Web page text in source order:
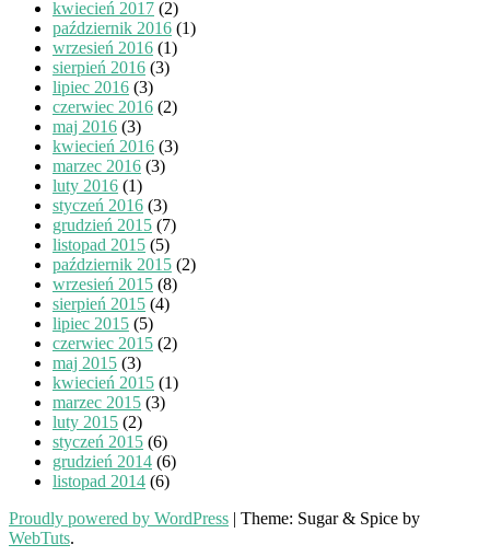
kwiecień 2017 (2)
październik 2016 (1)
wrzesień 2016 (1)
sierpień 2016 (3)
lipiec 2016 (3)
czerwiec 2016 (2)
maj 2016 (3)
kwiecień 2016 (3)
marzec 2016 (3)
luty 2016 (1)
styczeń 2016 (3)
grudzień 2015 (7)
listopad 2015 (5)
październik 2015 (2)
wrzesień 2015 (8)
sierpień 2015 (4)
lipiec 2015 (5)
czerwiec 2015 (2)
maj 2015 (3)
kwiecień 2015 (1)
marzec 2015 (3)
luty 2015 (2)
styczeń 2015 (6)
grudzień 2014 (6)
listopad 2014 (6)
Proudly powered by WordPress | Theme: Sugar & Spice by
WebTuts.